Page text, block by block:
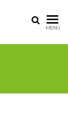
MENÜ